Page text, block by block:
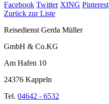
Facebook Twitter XING Pinterest
Zurück zur Liste
Reisedienst Gerda Müller
GmbH & Co.KG
Am Hafen 10
24376 Kappeln
Tel. 04642 - 6532